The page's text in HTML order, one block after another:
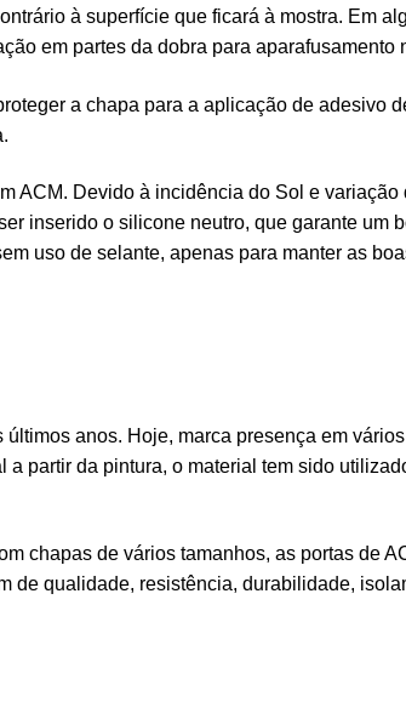
à superfície que ficará à mostra. Em
em partes da dobra para aparafusamento
a chapa para a aplicação de adesivo
ACM. Devido à incidência do Sol e variação
inserido o silicone neutro, que garante um
uso de selante, apenas para manter as
anos. Hoje, marca presença em
partir da pintura, o material tem sido
chapas de vários tamanhos, as portas de
de qualidade, resistência, durabilidade,